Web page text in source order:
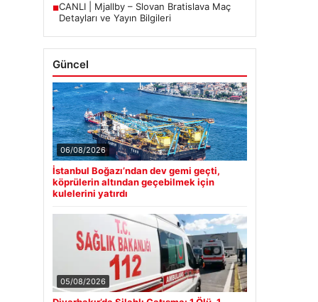
■CANLI | Mjallby – Slovan Bratislava Maç
Detayları ve Yayın Bilgileri
Güncel
06/08/2026
İstanbul Boğazı’ndan dev gemi geçti,
köprülerin altından geçebilmek için
kulelerini yatırdı
05/08/2026